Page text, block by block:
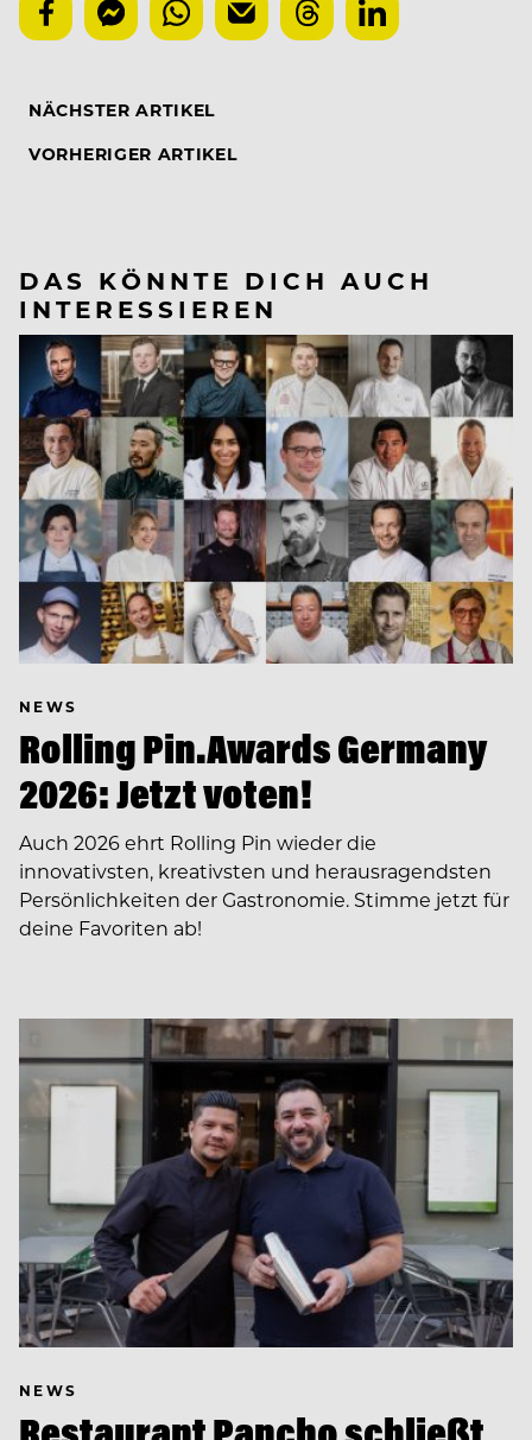
NÄCHSTER ARTIKEL
VORHERIGER ARTIKEL
DAS KÖNNTE DICH AUCH
INTERESSIEREN
NEWS
Rolling Pin.Awards Germany
2026: Jetzt voten!
Auch 2026 ehrt Rolling Pin wieder die
innovativsten, kreativsten und herausragendsten
Persönlichkeiten der Gastronomie. Stimme jetzt für
deine Favoriten ab!
NEWS